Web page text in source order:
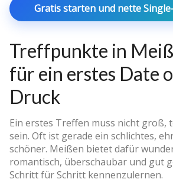
Gratis starten und nette
Treffpunkte in
für ein erstes Date
Druck
Ein erstes Treffen muss nicht groß,
sein. Oft ist gerade ein schlichtes,
schöner. Meißen bietet dafür
romantisch, überschaubar und gut
Schritt für Schritt kennenzulernen.